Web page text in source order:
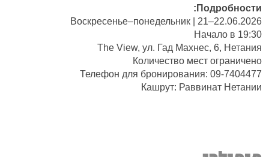
Подробности:
Воскресенье–понедельник | 21–22.06.2026
Начало в 19:30
The View, ул. Гад Махнес, 6, Нетания
Количество мест ограничено
Телефон для бронирования: 09-7404477
Кашрут: Раввинат Нетании